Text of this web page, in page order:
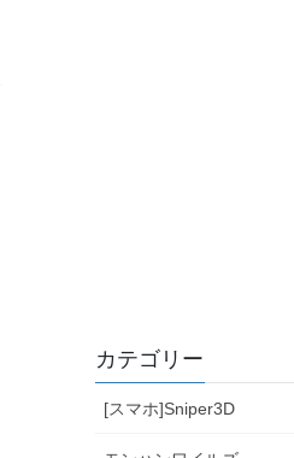
カテゴリー
[スマホ]Sniper3D